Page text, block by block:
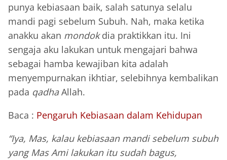
punya kebiasaan baik, salah satunya selalu
mandi pagi sebelum Subuh. Nah, maka ketika
anakku akan mondokdia praktikkan itu. Ini
sengaja aku lakukan untuk mengajari bahwa
sebagai hamba kewajiban kita adalah
menyempurnakan ikhtiar, selebihnya kembalikan
pada qadhaAllah.
Baca : Pengaruh Kebiasaan dalam Kehidupan
“Iya, Mas, kalau kebiasaan mandi sebelum subuh
yang Mas Ami lakukan itu sudah bagus,